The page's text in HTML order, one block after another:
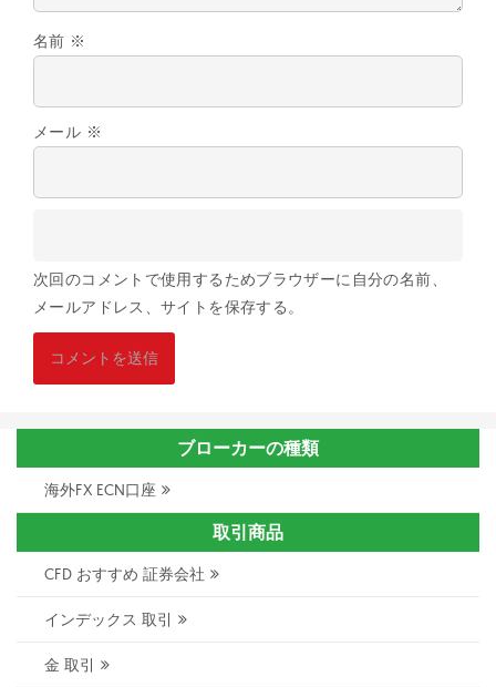
名前 ※
メール ※
次回のコメントで使用するためブラウザーに自分の名前、
メールアドレス、サイトを保存する。
ブローカーの種類
海外FX ECN口座
取引商品
CFD おすすめ 証券会社
インデックス 取引
金 取引